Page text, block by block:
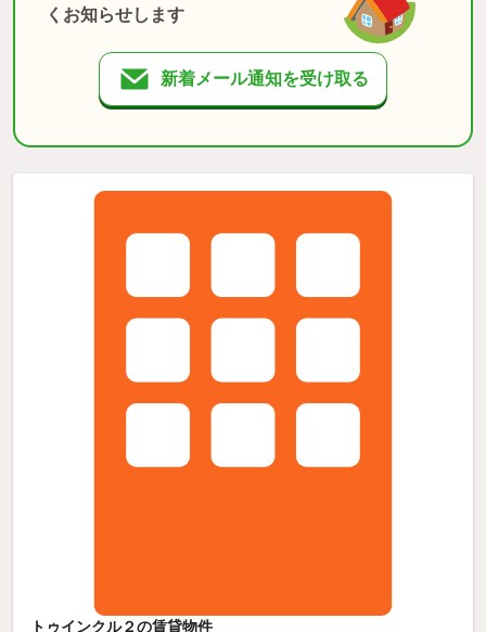
くお知らせします
新着メール通知を受け取る
トゥインクル２の賃貸物件